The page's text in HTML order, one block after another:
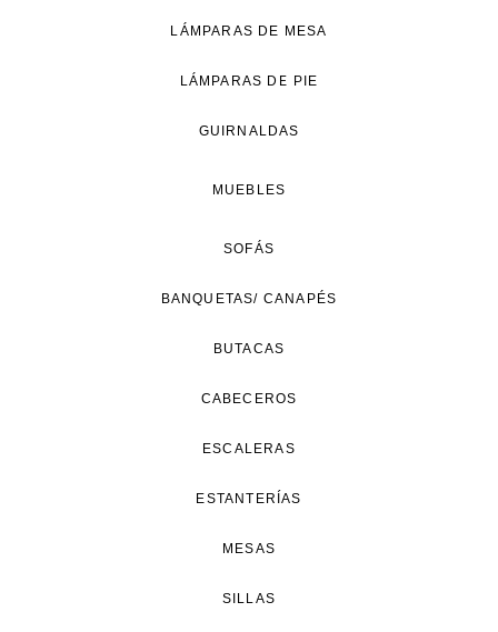
LÁMPARAS DE MESA
LÁMPARAS DE PIE
GUIRNALDAS
MUEBLES
SOFÁS
BANQUETAS/ CANAPÉS
BUTACAS
CABECEROS
ESCALERAS
ESTANTERÍAS
MESAS
SILLAS